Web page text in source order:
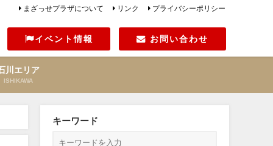
まざっせプラザについて リンク プライバシーポリシー
イベント情報 お問い合わせ
川エリア
ISHIKAWA
キーワード